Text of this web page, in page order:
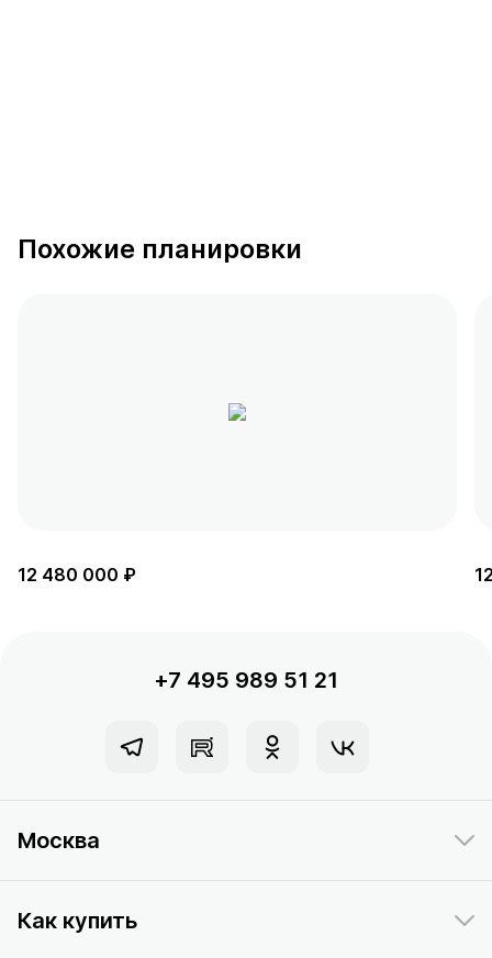
Похожие планировки
12 480 000 ₽
+7 495 989 51 21
Москва
Как купить